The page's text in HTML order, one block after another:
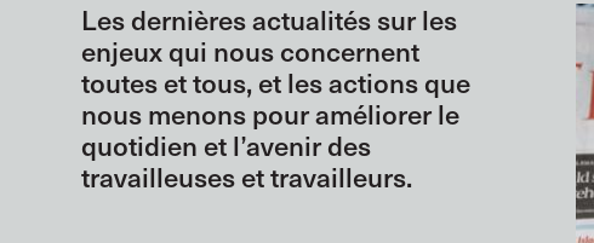
Les dernières actualités sur les
enjeux qui nous concernent
toutes et tous, et les actions que
nous menons pour améliorer le
quotidien et l’avenir des
travailleuses et travailleurs.